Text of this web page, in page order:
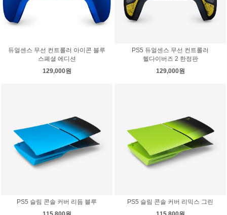
듀얼센스 무선 컨트롤러 아이콘 블루
스폐셜 에디션
129,000원
PS5 듀얼센스 무선 컨트롤러
헬다이버즈 2 한정판
129,000원
PS5 슬림 콘솔 커버 리듬 블루
PS5 슬림 콘솔 커버 리믹스 그린